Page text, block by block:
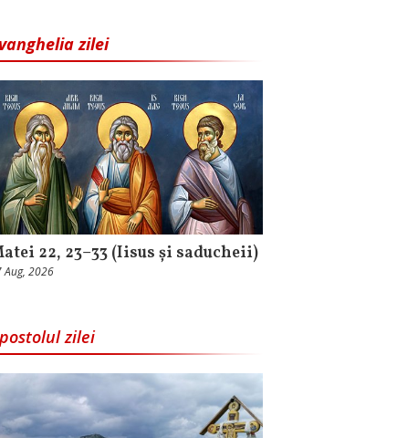
zilei
22, 23–33 (Iisus și saducheii)
Aug, 2026
zilei